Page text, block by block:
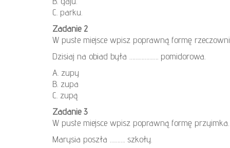
C. parku.
Zadanie 2
W puste miejsce wpisz poprawną formę
Dzisiaj na obiad była ………………. pomidorowa.
A. zupy
B. zupa
C. zupą
Zadanie 3
W puste miejsce wpisz poprawną formę przyimka.
Marysia poszła ………. szkoły.